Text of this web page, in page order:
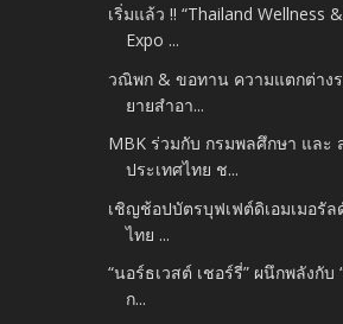
เริ่มแล้ว !! “Thailand Wellness
Expo ...
วณิพก & ขอทาน ความแตกต่างร
ยายสำอา...
MBK ร่วมกับ กรมพลศึกษา และ
ประเทศไทย ช...
เชิญช้อปบัตรบุฟเฟต์ดิเอมเมอรัล
ไทย ...
“นอร์ธเวสต์ เชอร์รี่” ผนึกพลังกับ
ก...